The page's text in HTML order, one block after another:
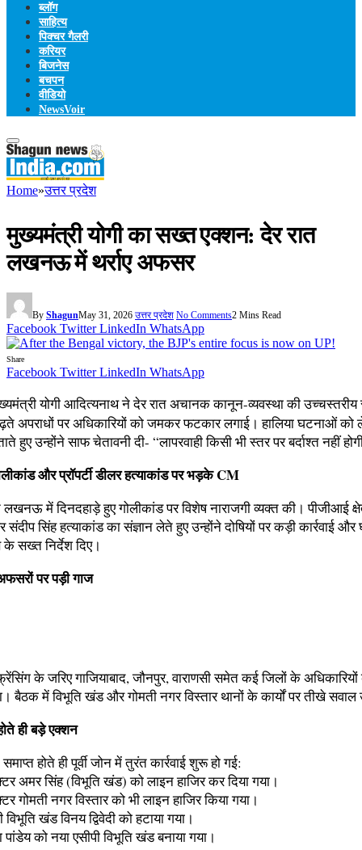
ब्लॉग
साहित्य
पिक्चर गैलरी
करियर
बिजनेस
बचपन
वीडियो
NewsVoir
Home»उत्तर प्रदेश
मुख्यमंत्री योगी का सख्त एक्शन: देर रात
लखनऊ में थर्राए अफसर
By ShagunMay 31, 2026 उत्तर प्रदेश No Comments2 Mins Read
Facebook Twitter LinkedIn WhatsApp
Share
Facebook Twitter LinkedIn WhatsApp
योगी आदित्यनाथ ने देर रात अचानक कानून-व्यवस्था की उच्चस्तरीय
अपराधों पर अधिकारियों को जमकर फटकार लगाई। हालिया घटनाओं को
हुए उन्होंने साफ चेतावनी दी- “लापरवाही किसी भी स्तर पर बर्दाश्त नहीं
और प्रॉपर्टी डीलर हत्याकांड पर भड़के CM
में दिनदहाड़े हुए गोलीकांड पर विशेष नाराजगी व्यक्त की। पीजीआई
संदीप सिंह हत्याकांड का संज्ञान लेते हुए उन्होंने दोषियों पर कड़ी कार्रवाई
सख्त निर्देश दिए।
पर पड़ी गाज
के जरिए गाजियाबाद, जौनपुर, वाराणसी समेत कई जिलों के
बैठक में विभूति खंड और गोमती नगर विस्तार थानों के कार्यों पर तीखे
ही बड़े एक्शन
होते ही पूर्वी जोन में तुरंत कार्रवाई शुरू हो गई:
अमर सिंह (विभूति खंड) को लाइन हाजिर कर दिया गया।
गोमती नगर विस्तार को भी लाइन हाजिर किया गया।
विभूति खंड विनय द्विवेदी को हटाया गया।
पांडेय को नया एसीपी विभूति खंड बनाया गया।